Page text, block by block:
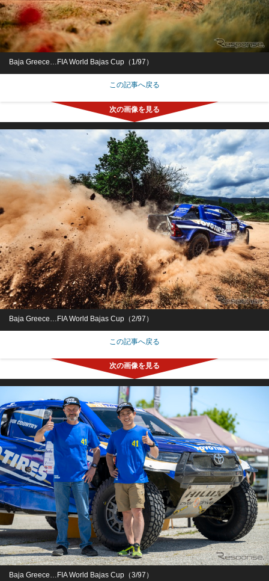
Baja Greece…FIA World Bajas Cup（1/97）
この記事へ戻る
Baja Greece…FIA World Bajas Cup（2/97）
この記事へ戻る
Baja Greece…FIA World Bajas Cup（3/97）